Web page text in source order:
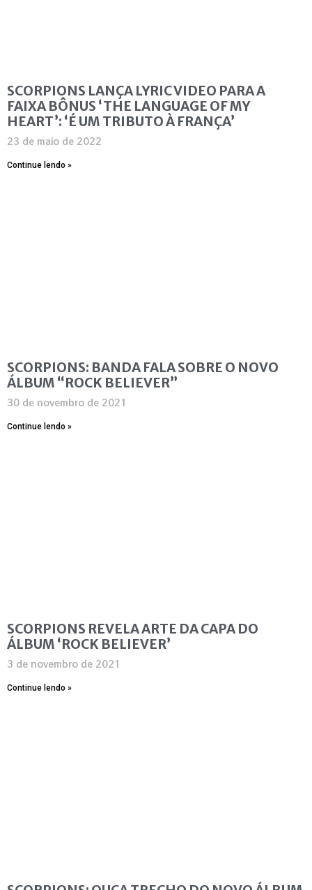
SCORPIONS LANÇA LYRIC VIDEO PARA A
FAIXA BÔNUS ‘THE LANGUAGE OF MY
HEART’: ‘É UM TRIBUTO À FRANÇA’
23 de maio de 2022
Continue lendo »
SCORPIONS: BANDA FALA SOBRE O NOVO
ÁLBUM “ROCK BELIEVER”
30 de novembro de 2021
Continue lendo »
SCORPIONS REVELA ARTE DA CAPA DO
ÁLBUM ‘ROCK BELIEVER’
3 de novembro de 2021
Continue lendo »